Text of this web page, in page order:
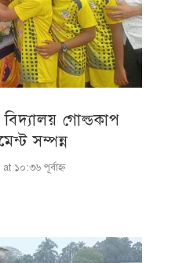
গোল্ডকাপ
সম্পন্ন
১০:৩৬ পূর্বাহ্ণ